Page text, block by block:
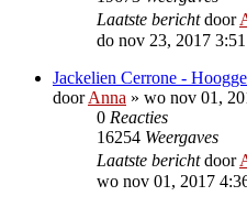
Laatste berichtdoor
do nov 23, 2017
Jackelien Cerrone -
doorAnna » wo nov 01,
0 Reacties
16254 Weergaves
Laatste berichtdoor
wo nov 01, 2017